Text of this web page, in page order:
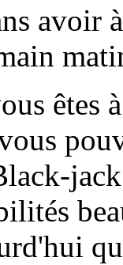
avoir
êtes